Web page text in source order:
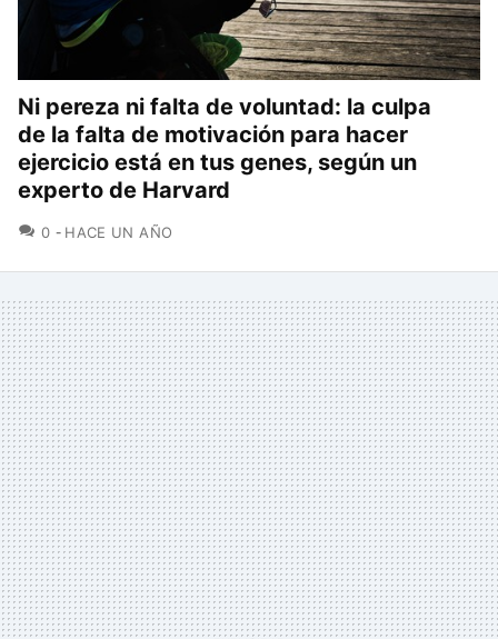
Ni pereza ni falta de voluntad: la culpa
de la falta de motivación para hacer
ejercicio está en tus genes, según un
experto de Harvard
0 COMENTARIOS
HACE UN AÑO